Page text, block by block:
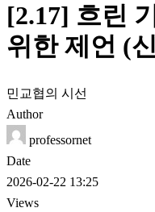
[2.17] 흐린
위한 제언 (
민교협의 시선
Author
professornet
Date
2026-02-22 13:25
Views